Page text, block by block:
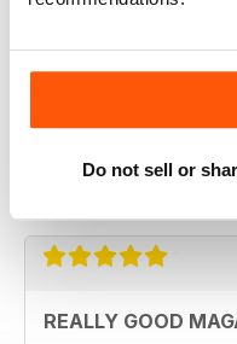
Do not sell or
up with someplace
Norway anyone?) and
REALLY GOOD